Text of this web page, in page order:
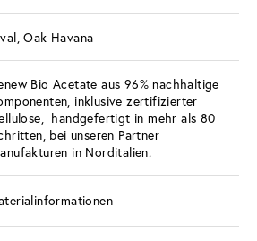
Oak Havana
Bio Acetate aus 96% nachhaltige
inklusive zertifizierter
handgefertigt in mehr als 80
bei unseren Partner
in Norditalien.